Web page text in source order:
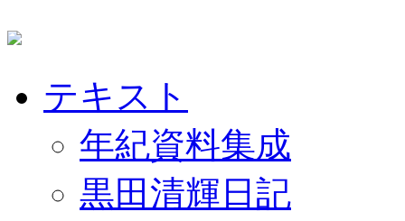
テキスト
年紀資料集成
黒田清輝日記